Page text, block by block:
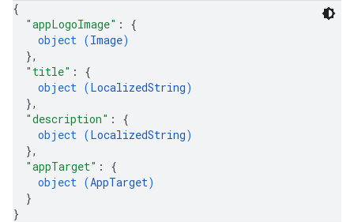
{
"appLogoImage" : {
object (Image)
},
"title" : {
object (LocalizedString)
},
"description" : {
object (LocalizedString)
},
"appTarget" : {
object (AppTarget)
}
}